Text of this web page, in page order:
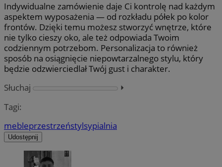
Indywidualne zamówienie daje Ci kontrolę nad każdym
aspektem wyposażenia — od rozkładu półek po kolor
frontów. Dzięki temu możesz stworzyć wnętrze, które
nie tylko cieszy oko, ale też odpowiada Twoim
codziennym potrzebom. Personalizacja to również
sposób na osiągnięcie niepowtarzalnego stylu, który
będzie odzwierciedlał Twój gust i charakter.
Słuchaj
⏵︎
Tagi:
mebleprzestrzeństylsypialnia
Udostępnij